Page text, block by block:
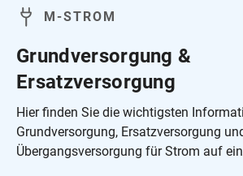
M‑STROM
Grundversorgung &
Ersatzversorgung
Hier finden Sie die wichtigsten
Grundversorgung, Ersatzversorgung
Übergangsversorgung für Strom auf